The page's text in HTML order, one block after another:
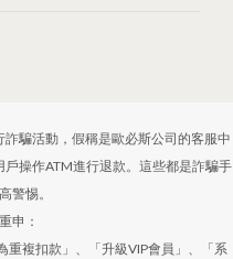
騙活動，假稱是歐必斯公司的客服中
操作ATM進行退款。這些都是詐騙手
警惕。
申：
重複扣款」、「升級VIP會員」、「系